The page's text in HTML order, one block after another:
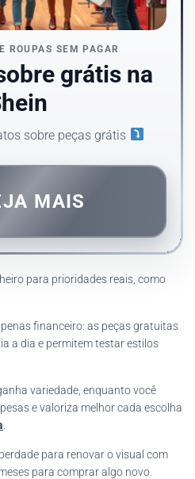
ROUPAS SEM PAGAR
grátis na
sobre peças grátis
MAIS
para prioridades reais, como
financeiro: as peças gratuitas
a dia e permitem testar estilos
variedade, enquanto você
e valoriza melhor cada escolha
para renovar o visual com
para comprar algo novo.